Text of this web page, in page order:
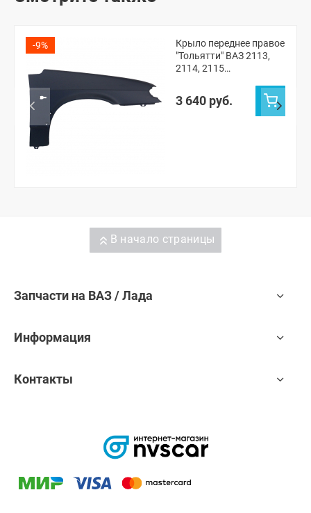
-9%
Крыло переднее правое
"Тольятти" ВАЗ 2113,
2114, 2115
3 640 руб.
В начало страницы
Запчасти на ВАЗ / Лада
Информация
Контакты